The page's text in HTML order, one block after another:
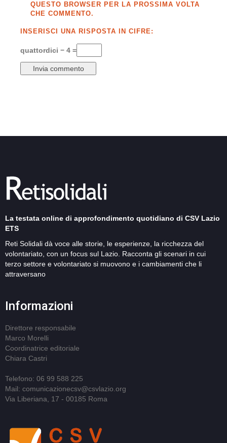
QUESTO BROWSER PER LA PROSSIMA VOLTA
CHE COMMENTO.
INSERISCI UNA RISPOSTA IN CIFRE:
quattordici − 4 =
La testata online di approfondimento quotidiano di CSV Lazio
ETS
Reti Solidali dà voce alle storie, le esperienze, la ricchezza del
volontariato, con un focus sul Lazio. Racconta gli scenari in cui
terzo settore e volontariato si muovono e i cambiamenti che li
attraversano
Informazioni
Direttore responsabile
Marco Morelli
Coordinatrice editoriale
Chiara Castri
Telefono: 06 99 588 225
Mail: comunicazionecsv@csvlazio.org
Via Liberiana, 17 - 00185 Roma